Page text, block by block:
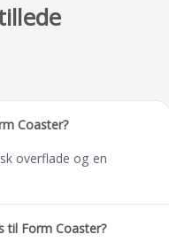
Coaster?
overflade og en
til Form Coaster?